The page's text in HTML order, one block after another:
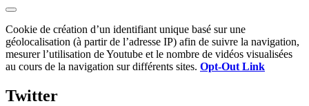
Cookie de création d’un identifiant unique basé sur une
géolocalisation (à partir de l’adresse IP) afin de suivre la navigation,
mesurer l’utilisation de Youtube et le nombre de vidéos visualisées
au cours de la navigation sur différents sites. Opt-Out Link
Twitter